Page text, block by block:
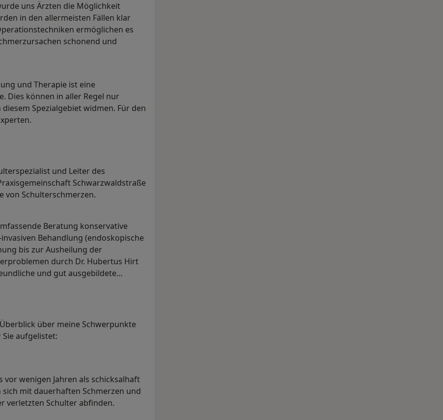
uns Ärzten die Möglichkeit
in den allermeisten Fällen klar
ermöglichen es
schonend und
und Therapie ist eine
Dies können in aller Regel nur
Spezialgebiet widmen. Für den
und Leiter des
Schwarzwaldstraße
von Schulterschmerzen.
Beratung konservative
Behandlung (endoskopische
bis zur Ausheilung der
durch Dr. Hubertus Hirt
und gut ausgebildete
über meine Schwerpunkte
aufgelistet:
wenigen Jahren als schicksalhaft
mit dauerhaften Schmerzen und
verletzten Schulter abfinden.